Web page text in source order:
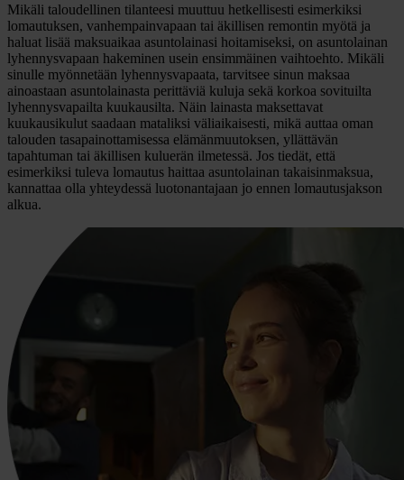
Mikäli taloudellinen tilanteesi muuttuu hetkellisesti esimerkiksi
lomautuksen, vanhempainvapaan tai äkillisen remontin myötä ja
haluat lisää maksuaikaa asuntolainasi hoitamiseksi, on asuntolainan
lyhennysvapaan hakeminen usein ensimmäinen vaihtoehto. Mikäli
sinulle myönnetään lyhennysvapaata, tarvitsee sinun maksaa
ainoastaan asuntolainasta perittäviä kuluja sekä korkoa sovituilta
lyhennysvapailta kuukausilta. Näin lainasta maksettavat
kuukausikulut saadaan mataliksi väliaikaisesti, mikä auttaa oman
talouden tasapainottamisessa elämänmuutoksen, yllättävän
tapahtuman tai äkillisen kuluerän ilmetessä. Jos tiedät, että
esimerkiksi tuleva lomautus haittaa asuntolainan takaisinmaksua,
kannattaa olla yhteydessä luotonantajaan jo ennen lomautusjakson
alkua.